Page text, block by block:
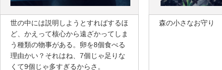
世の中には説明しようとすればするほ
ど、かえって核心から遠ざかってしま
う種類の物事がある。卵を8個食べる
理由かい？それはね、7個じゃ足りな
くて9個じゃ多すぎるからさ。
森の小さなお守り